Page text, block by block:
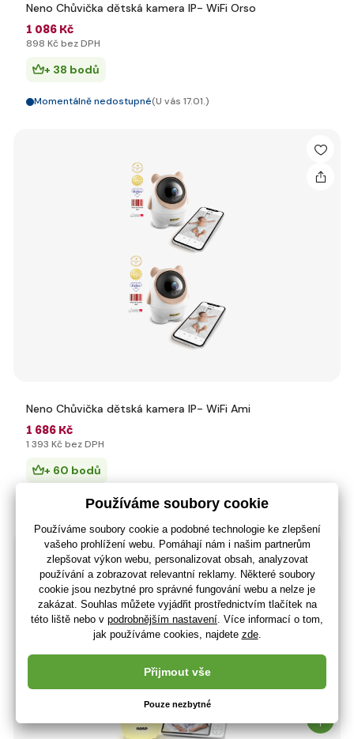
Neno Chůvička dětská kamera IP- WiFi Orso
1 086 Kč
898 Kč bez DPH
+ 38 bodů
Momentálně nedostupné(U vás 17.01.)
Neno Chůvička dětská kamera IP- WiFi Ami
1 686 Kč
1 393 Kč bez DPH
+ 60 bodů
Momentálně nedostupné(U vás 17.01.)